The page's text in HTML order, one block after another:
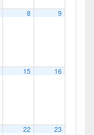
8 9
15 16
22 23